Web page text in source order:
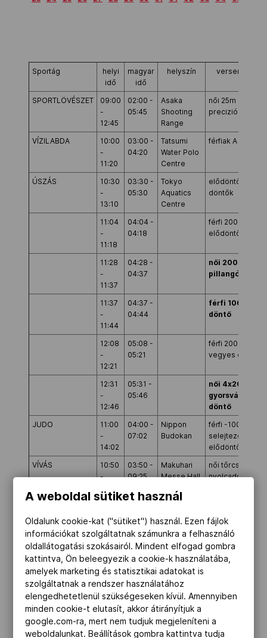
NOB
Társszervezetek
Sportág
helyi
idő
magyar
idő
helyszín versenyszám
SPORTLÖVÉSZET
09:00
-
12:45
02:00 -
05:45
Asaka
Shooting
Range
női 25m pisztoly
preciziós
VÍZILABDA
10:00
-
11:20
03:00 -
04:20
Tatsumi
Water Polo
Centre
férfiak A
ÚSZÁS
10:30
-
13:10
03:30 -
05:30
Tokyo
Aquatics
Centre
elődöntők,
döntők
11:04
-
11:18
04:04 -
04:18
férfi 200m hát
elődöntő
11:28
-
11:37
04:28 -
04:37
női 200m
pillangó döntő
11:37
-
11:44
04:37 -
04:44
férfi 100m
döntő
12:08
-
12:21
05:08 -
05:21
férfi 200m
vegyes
12:31
-
12:46
05:31 -
05:46
női 4x200m
gyorsváltó
döntő
JUDO
11:00
-
14:02
04:00 -
07:02
Nippon
Budokan
férfi -100 kg
selejtező,
elődöntőig
VÍVÁS
10:50
-
03:50 -
09:25
Makuhari
Messe Hall
női tőrcsapat
nyolcaddöntőtől
EVEZÉS
11:10
11:20
04:10 -
04:20
Sea Forest
Waterway
férfi egypár A/B
elődöntő 2.
VITORLÁZÁS
12:00
-
14:10
05:00 -
07:10
Enoshima
Yacht
Harbour
Laser férfiak, 7-
12:10
-
14:20
05:10 -
07:20
Laser Radial
A weboldal sütiket használ
Oldalunk cookie-kat ("sütiket") használ. Ezen fájlok
információkat szolgáltatnak számunkra a felhasználó
oldallátogatási szokásairól. Mindent elfogad gombra
kattintva, Ön beleegyezik a cookie-k használatába,
amelyek marketing és statisztikai adatokat is
szolgáltatnak a rendszer használatához
elengedhetetlenül szükségeseken kívül. Amennyiben
minden cookie-t elutasít, akkor átirányítjuk a
google.com-ra, mert nem tudjuk megjeleníteni a
weboldalunkat. Beállítások gombra kattintva tudja